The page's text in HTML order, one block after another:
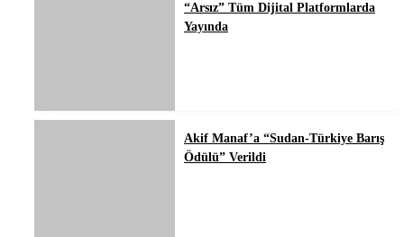
“Arsız” Tüm Dijital Platformlarda
Yayında
Akif Manaf’a “Sudan-Türkiye Barış
Ödülü” Verildi